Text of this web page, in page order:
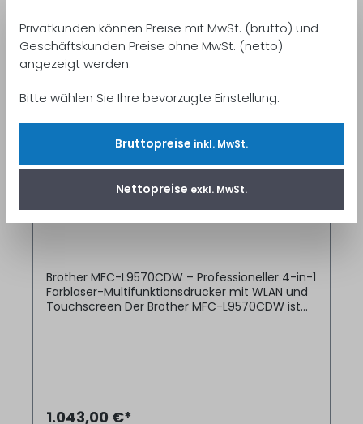
Brother MFC-L9570CDW
Brother MFC-L9570CDW – Professioneller 4-in-1
Farblaser-Multifunktionsdrucker mit WLAN und
Touchscreen Der Brother MFC-L9570CDW ist
kompakten, professionellen Gerät – perfekt für
1.043,00 €*
Privatkunden können Preise mit MwSt. (brutto) und
Geschäftskunden Preise ohne MwSt. (netto)
angezeigt werden.
Bitte wählen Sie Ihre bevorzugte Einstellung:
Bruttopreise inkl. MwSt.
Nettopreise exkl. MwSt.